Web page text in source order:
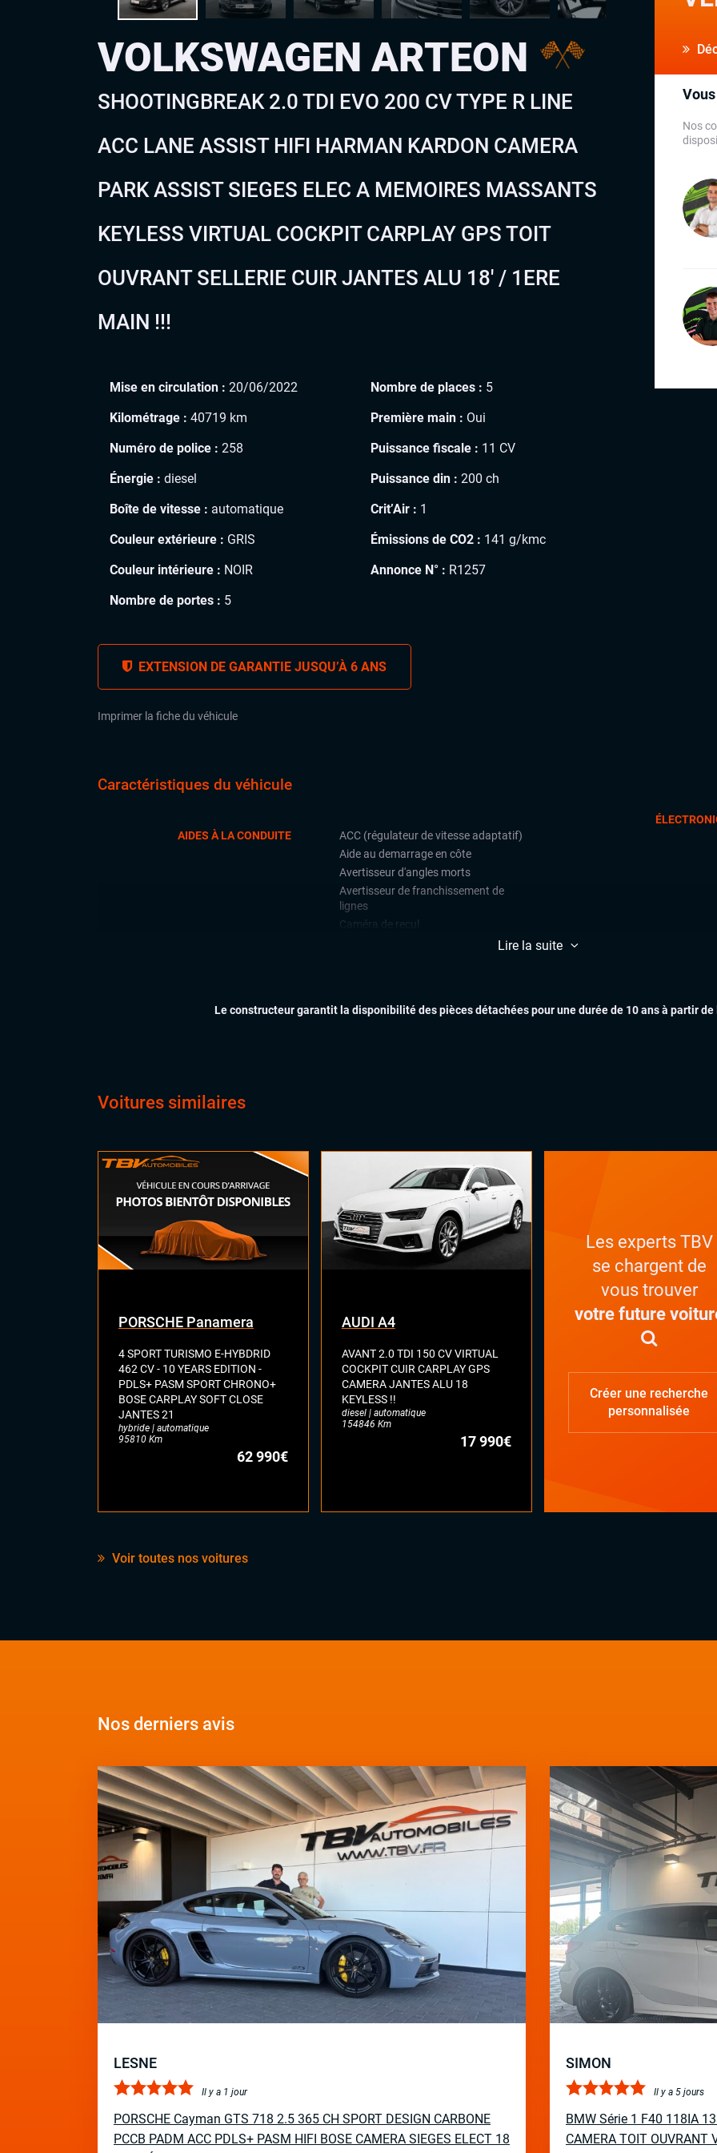
VOLKSWAGEN ARTEON
SHOOTINGBREAK 2.0 TDI EVO 200 CV TYPE R LINE
ACC LANE ASSIST HIFI HARMAN KARDON CAMERA
PARK ASSIST SIEGES ELEC A MEMOIRES MASSANTS
KEYLESS VIRTUAL COCKPIT CARPLAY GPS TOIT
OUVRANT SELLERIE CUIR JANTES ALU 18′ / 1ERE
MAIN !!!
Mise en circulation : 20/06/2022
Kilométrage : 40719 km
Numéro de police : 258
Énergie : diesel
Boîte de vitesse : automatique
Couleur extérieure : GRIS
Couleur intérieure : NOIR
Nombre de portes : 5
Nombre de places : 5
Première main : Oui
Puissance fiscale : 11 CV
Puissance din : 200 ch
Crit’Air : 1
Émissions de CO2 : 141 g/kmc
Annonce N° : R1257
EXTENSION DE GARANTIE JUSQU’À 6 ANS
Imprimer la fiche du véhicule
Nos
Caractéristiques du véhicule
AIDES À LA CONDUITE
ACC (régulateur de vitesse adaptatif)
Aide au demarrage en côte
Avertisseur d'angles morts
Avertisseur de franchissement de
lignes
Caméra de recul
Détections de signalisation routière
Radars de stationnement avant et
Réglage électrique des lombaires
Sièges chauffants
Sièges électriques à mémoire
Sièges massants
Virtual cockpit (live cockpit, compteur
Lire la suite
Le constructeur garantit la disponibilité des pièces détachées pour une durée de 10 ans à partir
Voitures similaires
PORSCHE Panamera
4 SPORT TURISMO E-HYBDRID
462 CV - 10 YEARS EDITION -
PDLS+ PASM SPORT CHRONO+
BOSE CARPLAY SOFT CLOSE
JANTES 21
hybride | automatique
95810 Km
62 990€
AUDI A4
AVANT 2.0 TDI 150 CV VIRTUAL
COCKPIT CUIR CARPLAY GPS
CAMERA JANTES ALU 18
KEYLESS !!
diesel | automatique
154846 Km
17 990€
Les experts TBV
se chargent de
vous trouver
votre future
Créer une recherche
personnalisée
Voir toutes nos voitures
Nos derniers avis
LESNE
Il y a 1 jour
PORSCHE Cayman GTS 718 2.5 365 CH SPORT DESIGN CARBONE
PCCB PADM ACC PDLS+ PASM HIFI BOSE CAMERA SIEGES ELECT 18
SIMON
Il y a 5 jours
BMW Série 1 F40 118IA
CAMERA TOIT OUVRANT